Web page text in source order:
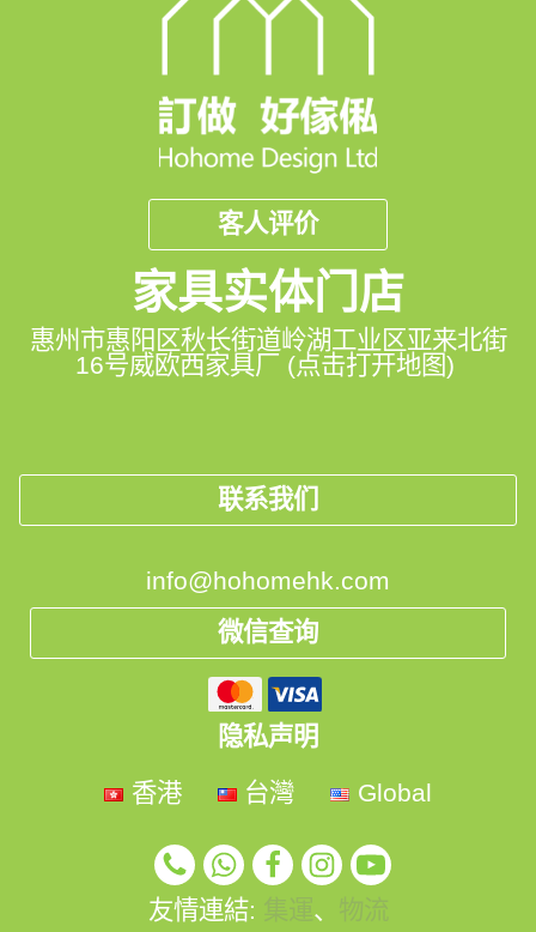
客人评价
家具实体门店
惠州市惠阳区秋长街道岭湖工业区亚来北街
16号威欧西家具厂 (点击打开地图)
联系我们
info@hohomehk.com
微信查询
隐私声明
香港
台灣 Global
友情連結: 、